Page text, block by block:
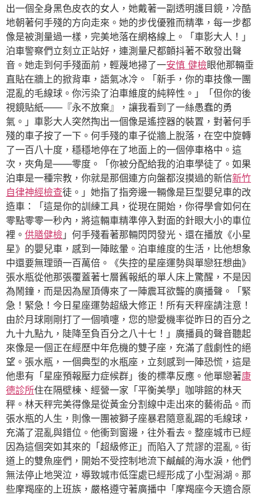
出一個全身黑色皮衣的女人，她戴著一副透明護目鏡，冷酷
地朝著何手殘的方向走來。她的步伐優雅而精準，每一步都
像是被測量過一樣，完美地落在網格線上。「車影大人！」
泊車警察們立刻立正站好，連測量尺都顫抖著不敢發出聲
音。她走到何手殘面前，輕蔑地掃了一安慎 健檢眼他那輛垂
直貼在牆上的掀背車，語氣冰冷。「新手，你的車技像一團
混亂的毛線球。你污染了泊車維度的純粹性。」「但你的後
視鏡貼紙——『永不放棄』，讓我看到了一絲愚蠢的勇
氣。」車影大人突然掏出一個像是遙控器的裝置，對著何手
殘的車子按了一下。何手殘的車子從牆上脫落，在空中旋轉
了一百八十度，穩穩地停在了地面上的一個停車格中。這
次，夾角是——零度。「你被分配給我的泊車學徒了。如果
泊車是一種宗教，你就是那個連方向盤都沒摸過的新信新竹
自律神經檢查徒。」她指了指旁邊一輛像是巨型嬰兒車的改
造車：「這是你的訓練工具，從現在開始，你得學會如何在
零點零零一秒內，將這輛車精準停入對面的針眼大小的車位
裡。 供膳健檢 」何手殘看著那輛閃閃發光、還在播放《小星
星》的嬰兒車，感到一陣眩暈。泊車維度的生活，比他想象
中還要無理頭一百萬倍。《失控的星座運勢與單戀狂想曲》
張水瓶從他那張覆蓋著七層舊報紙的單人床上驚醒，不是因
為鬧鐘，而是因為屋頂傳來了一陣震耳欲聾的廣播聲。「緊
急！緊急！今日星座運勢超級大修正！所有天秤座請注意！
由於月球剛剛打了一個噴嚏，您的戀愛機率從昨日的百分之
九十九點九，陡降至負百分之八十七！」廣播員的聲音聽起
來像是一個正在經歷中年危機的雙子座，充滿了戲劇性的絕
望。張水瓶，一個典型的水瓶座，立刻感到一陣恐慌，這是
他患有「星座預報壓力症候群」後的標準反應。他單戀著康
德診所住在隔壁棟、經營一家「平衡美學」咖啡館的林天
秤。林天秤完美得像是從黃金分割線中走出來的藝術品。而
張水瓶的人生，則像一團被獅子座暴君隨意亂踢的毛線球，
充滿了混亂與錯位。他衝到窗邊，往外看去。整座城市已經
因為這個突如其來的「超級修正」而陷入了荒謬的混亂。街
道上的雙魚座們，開始不受控制地流下鹹鹹的海水淚，他們
無法停止地哭泣，導致城市低窪處已經形成了小型潟湖。那
些摩羯座的上班族，嚴格遵守著廣播中「摩羯座今天適合原